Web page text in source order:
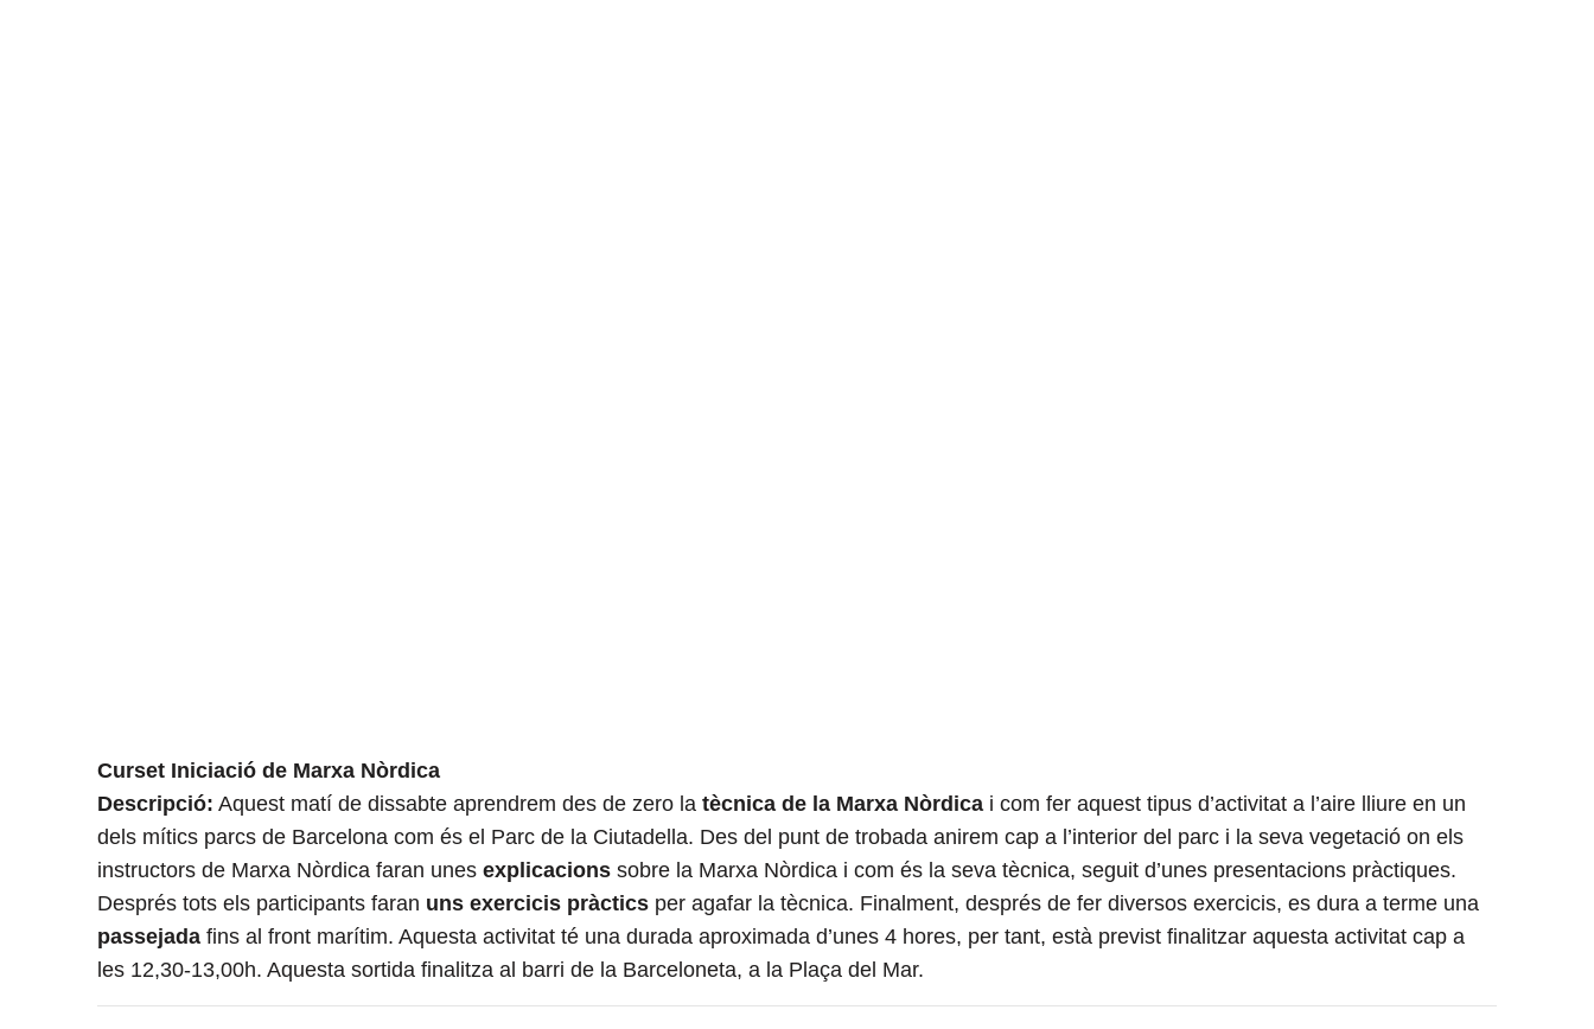
Curset Iniciació de Marxa Nòrdica
Descripció: Aquest matí de dissabte aprendrem des de zero la tècnica de la Marxa Nòrdica i com fer aquest tipus d’activitat a l’aire lliure en un
dels mítics parcs de Barcelona com és el Parc de la Ciutadella. Des del punt de trobada anirem cap a l’interior del parc i la seva vegetació on els
instructors de Marxa Nòrdica faran unes explicacions sobre la Marxa Nòrdica i com és la seva tècnica, seguit d’unes presentacions pràctiques.
Després tots els participants faran uns exercicis pràctics per agafar la tècnica. Finalment, després de fer diversos exercicis, es dura a terme una
passejada fins al front marítim. Aquesta activitat té una durada aproximada d’unes 4 hores, per tant, està previst finalitzar aquesta activitat cap a
les 12,30-13,00h. Aquesta sortida finalitza al barri de la Barceloneta, a la Plaça del Mar.